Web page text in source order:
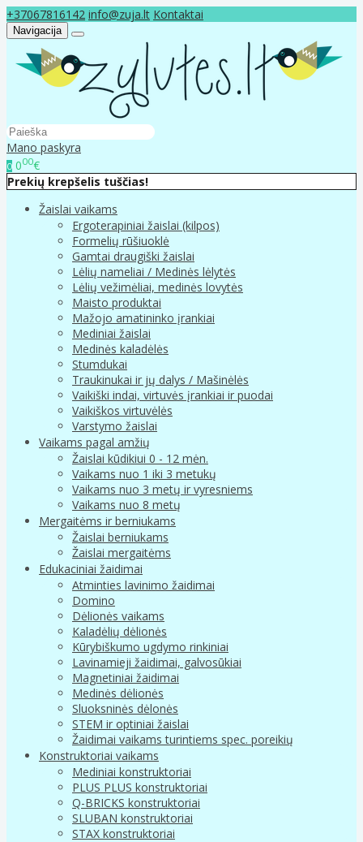
+37067816142 info@zuja.lt Kontaktai
Navigacija
Mano paskyra
0 000€
Prekių krepšelis tuščias!
Žaislai vaikams
Ergoterapiniai žaislai (kilpos)
Formelių rūšiuoklė
Gamtai draugiški žaislai
Lėlių nameliai / Medinės lėlytės
Lėlių vežimėliai, medinės lovytės
Maisto produktai
Mažojo amatininko įrankiai
Mediniai žaislai
Medinės kaladėlės
Stumdukai
Traukinukai ir jų dalys / Mašinėlės
Vaikiški indai, virtuvės įrankiai ir puodai
Vaikiškos virtuvėlės
Varstymo žaislai
Vaikams pagal amžių
Žaislai kūdikiui 0 - 12 mėn.
Vaikams nuo 1 iki 3 metukų
Vaikams nuo 3 metų ir vyresniems
Vaikams nuo 8 metų
Mergaitėms ir berniukams
Žaislai berniukams
Žaislai mergaitėms
Edukaciniai žaidimai
Atminties lavinimo žaidimai
Domino
Dėlionės vaikams
Kaladėlių dėlionės
Kūrybiškumo ugdymo rinkiniai
Lavinamieji žaidimai, galvosūkiai
Magnetiniai žaidimai
Medinės dėlionės
Sluoksninės dėlonės
STEM ir optiniai žaislai
Žaidimai vaikams turintiems spec. poreikių
Konstruktoriai vaikams
Mediniai konstruktoriai
PLUS PLUS konstruktoriai
Q-BRICKS konstruktoriai
SLUBAN konstruktoriai
STAX konstruktoriai